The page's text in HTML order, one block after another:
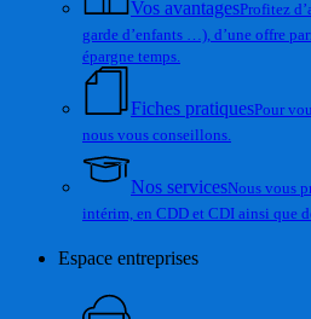
Vos avantagesProfitez
garde d’enfants …), d’une offre
épargne temps.
Fiches pratiquesPour
nous vous conseillons.
Nos servicesNous vous
intérim, en CDD et CDI ainsi que
Espace entreprises